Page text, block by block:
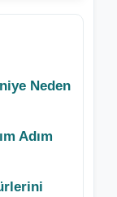
Neden
Adım